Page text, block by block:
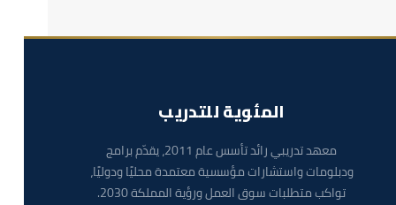
المئوية للتدريب
معهد تدريبي رائد تأسس عام 2011، يقدّم برامج
ودبلومات واستشارات مؤسسية معتمدة محليًا ودوليًا،
تواكب متطلبات سوق العمل ورؤية المملكة 2030.